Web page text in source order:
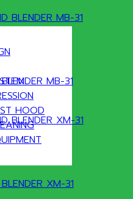
HOOD
MB-31
XM-31